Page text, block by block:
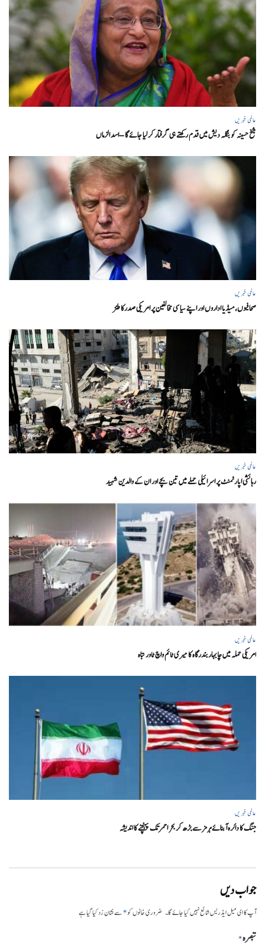
عالمی خبریں
شیخ حسینہ کو بنگلہ دیش میں قدم رکھتے ہی گرفتار کر لیا جائے گا – اسد الزماں
عالمی خبریں
صحافیوں، میڈیا اداروں اور اپنے سیاسی مخالفین پر امریکی صدرکا طنز
عالمی خبریں
رہائشی اپارٹمنٹ پر اسرائیلی حملے میں تین بچے اور ان کے والدین شہید
عالمی خبریں
امریکی حملہ میں چابہار بندرگاہ کا میری ٹائم واچ ٹاور تباہ
عالمی خبریں
جنگ کا دائرہ آبنائے ہرمز سے بڑھ کر بحر احمر تک پہنچنے کا اندیشہ
جواب دیں
آپ کا ای میل ایڈریس شائع نہیں کیا جائے گا۔ ضروری خانوں کو*سے نشان زد کیا گیا ہے
تبصرہ*